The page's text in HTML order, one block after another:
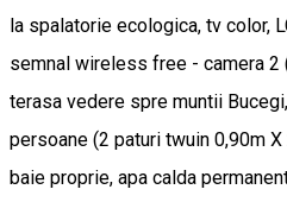
la spalatorie ecologica, tv color,
semnal wireless free - camera 2
terasa vedere spre muntii
persoane (2 paturi twuin 0,90m
baie proprie, apa calda